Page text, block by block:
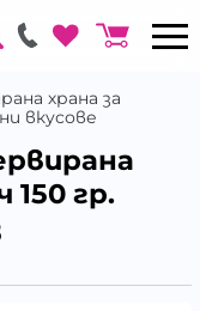
храна за
вкусове
150 гр.